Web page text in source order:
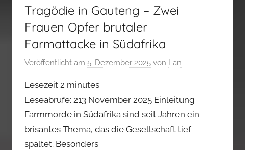
Tragödie in Gauteng – Zwei
Frauen Opfer brutaler
Farmattacke in Südafrika
Veröffentlicht am 5. Dezember 2025 von Lan
Lesezeit 2 minutes
Leseabrufe: 213 November 2025 Einleitung
Farmmorde in Südafrika sind seit Jahren ein
brisantes Thema, das die Gesellschaft tief
spaltet. Besonders